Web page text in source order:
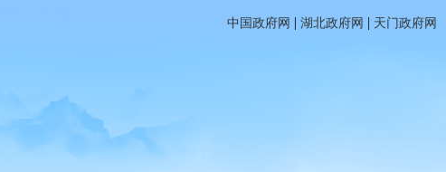
中国政府网 | 湖北政府网 | 天门政府网